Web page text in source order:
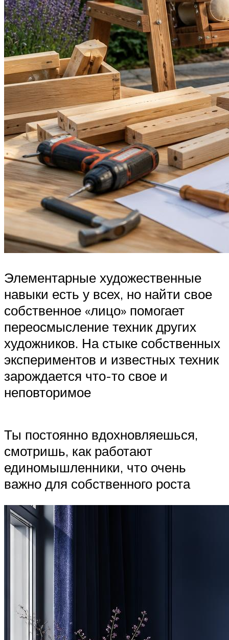
Элементарные художественные
навыки есть у всех, но найти свое
собственное «лицо» помогает
переосмысление техник других
художников. На стыке собственных
экспериментов и известных техник
зарождается что-то свое и
неповторимое
Ты постоянно вдохновляешься,
смотришь, как работают
единомышленники, что очень
важно для собственного роста